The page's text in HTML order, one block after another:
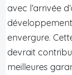
avec l’arrivée
envergure.
devrait
meilleures